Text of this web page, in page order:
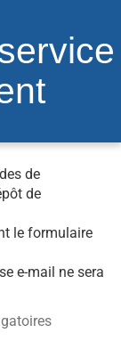
de
de
le formulaire
e-mail ne sera